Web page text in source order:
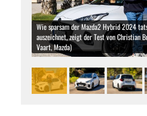
Wie sparsam der Mazda2 Hybrid 2024
auszeichnet, zeigt der Test von Christian
Vaart, Mazda)